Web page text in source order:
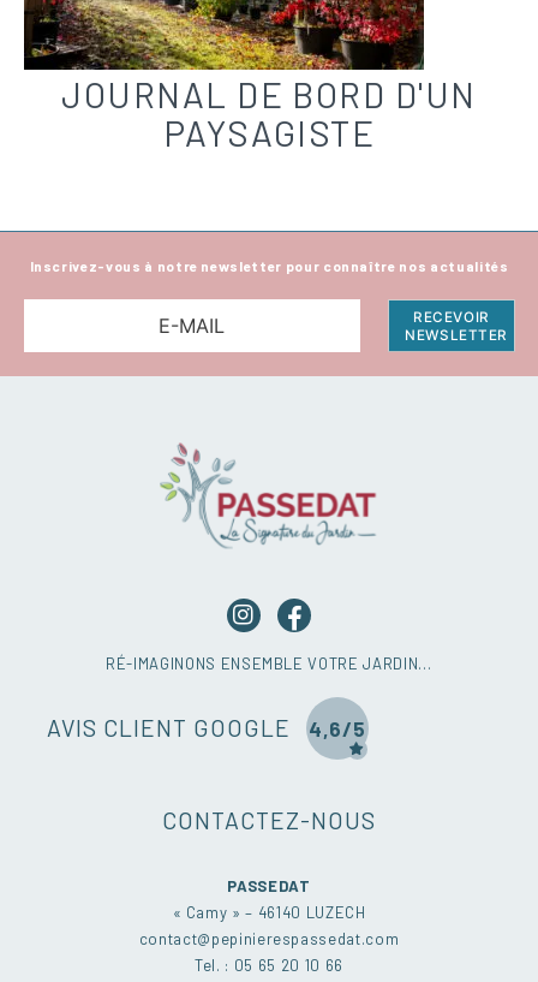
JOURNAL DE BORD D'UN
PAYSAGISTE
Inscrivez-vous à notre newsletter pour connaître nos actualités
RÉ-IMAGINONS ENSEMBLE VOTRE JARDIN…
AVIS CLIENT GOOGLE 4,6/5
CONTACTEZ-NOUS
PASSEDAT
« Camy » – 46140 LUZECH
contact@pepinierespassedat.com
Tel. : 05 65 20 10 66